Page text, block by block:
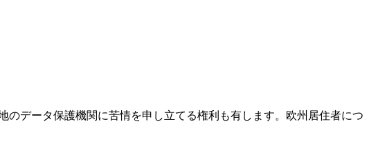
データ保護機関に苦情を申し立てる権利も有します。欧州居住者につ